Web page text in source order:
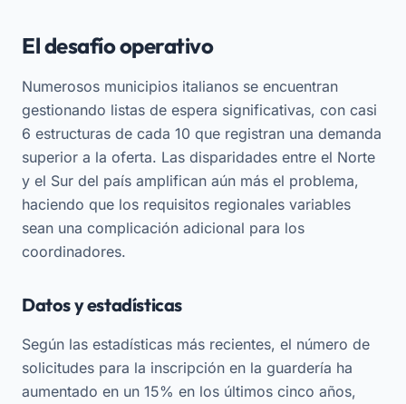
El desafío operativo
Numerosos municipios italianos se encuentran
gestionando listas de espera significativas, con casi
6 estructuras de cada 10 que registran una demanda
superior a la oferta. Las disparidades entre el Norte
y el Sur del país amplifican aún más el problema,
haciendo que los requisitos regionales variables
sean una complicación adicional para los
coordinadores.
Datos y estadísticas
Según las estadísticas más recientes, el número de
solicitudes para la inscripción en la guardería ha
aumentado en un 15% en los últimos cinco años,